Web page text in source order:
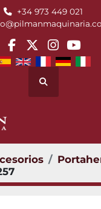
+34 973 449 021
facebook
twitter
Buscar